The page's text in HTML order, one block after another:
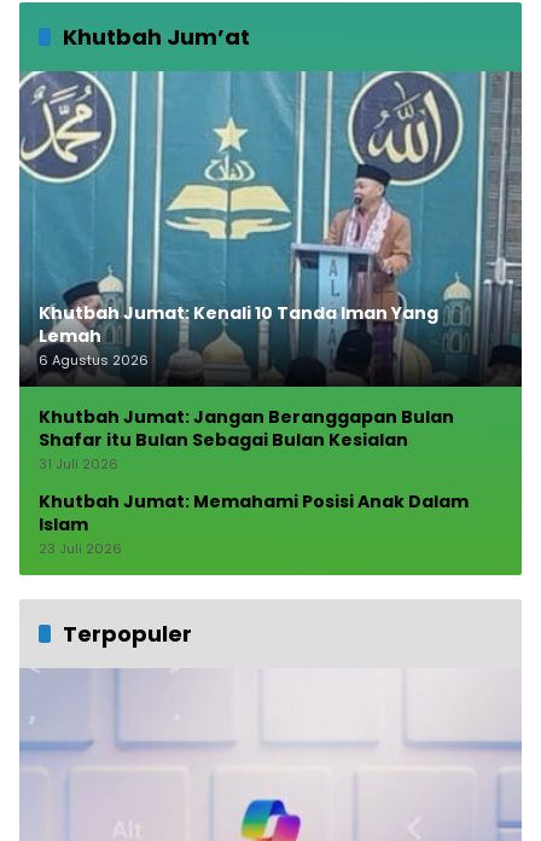
Khutbah Jum’at
Khutbah Jumat: Kenali 10 Tanda Iman Yang
Lemah
6 Agustus 2026
Khutbah Jumat: Jangan Beranggapan Bulan
Shafar itu Bulan Sebagai Bulan Kesialan
31 Juli 2026
Khutbah Jumat: Memahami Posisi Anak Dalam
Islam
23 Juli 2026
Terpopuler